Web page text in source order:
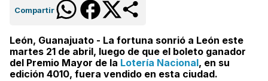
Compartir
León, Guanajuato - La fortuna sonrió a León este
martes 21 de abril, luego de que el boleto ganador
del Premio Mayor de la Lotería Nacional, en su
edición 4010, fuera vendido en esta ciudad.